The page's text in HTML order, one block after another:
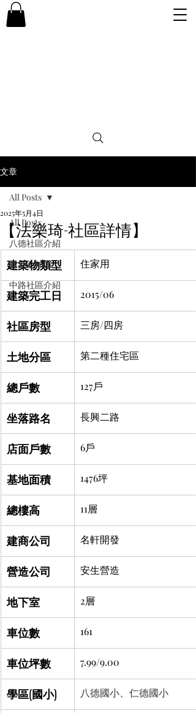
文章
All Posts
八德社區介紹
購屋小知識
中路社區介紹
All Posts
【法樂琦-社區詳情】
2025年5月4日
建築物類型 住家用
建築完工日 2015/06
社區房型 三房/四房
土地分區 第二種住宅區
總戶數 127戶
坐落路名 長興二路
店面戶數 6戶
基地面積 1476坪
總樓高 11層
建商公司 名軒開發
營造公司 安生營造
地下室 2層
車位數 161
車位坪數 7.99/9.00
學區(國小) 八德國小、仁德國小